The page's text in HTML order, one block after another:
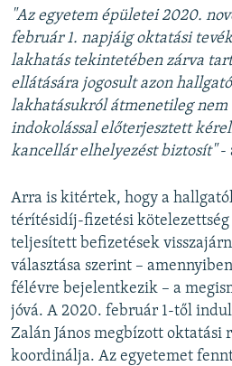
v
i
o
u
s
s
l
d
e
t
s
l
i
d
e
"Az egyetem épületei 2020.
február 1. napjáig oktatási
lakhatás tekintetében zárva
ellátására jogosult azon
lakhatásukról átmenetileg
indokolással előterjesztett
kancellár elhelyezést biztosít"-
Arra is kitértek, hogy a
térítésidíj-fizetési
teljesített befizetések
választása szerint –
félévre bejelentkezik – a
jóvá. A 2020. február 1-től
Zalán János megbízott oktatási
koordinálja. Az egyetemet